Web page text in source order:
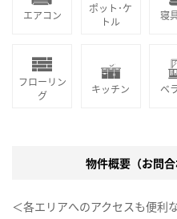
エアコン
ポット･ケ
トル
寝
フローリン
グ
キッチン ベ
物件概要（お問
＜各エリアへのアクセスも便利